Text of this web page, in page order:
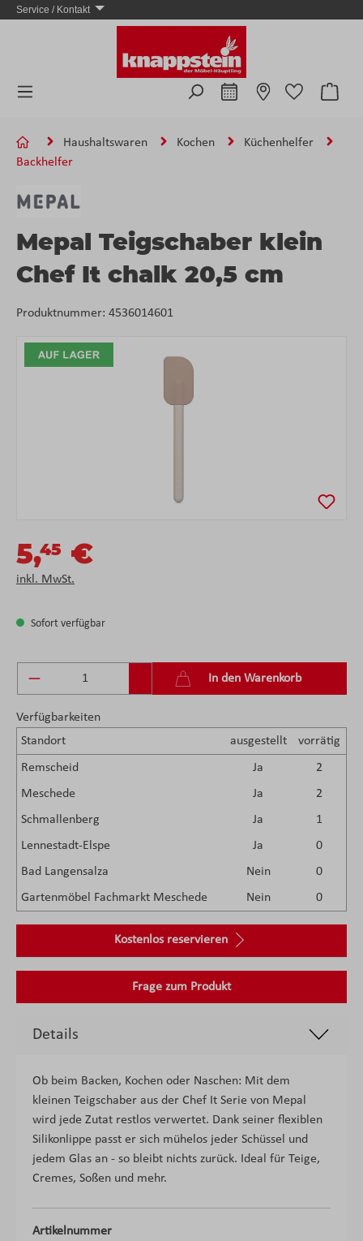
Zum Hauptinhalt springen
Service / Kontakt
Haushaltswaren Kochen
Küchenhelfer
Backhelfer
Bildergalerie überspringen
Mepal Teigschaber klein
Chef It chalk 20,5 cm
Produktnummer: 4536014601
5,45 €
inkl. MwSt.
Sofort verfügbar
Produkt Anzahl: Gib den gewünschten Wert
In den Warenkorb
Verfügbarkeiten
Standort
ausgestellt vorrätig
Remscheid Ja
2
Meschede
Ja
2
Schmallenberg
Ja
1
Lennestadt-Elspe
Ja
0
Bad Langensalza
Nein
0
Gartenmöbel Fachmarkt Meschede
Nein 0
Kostenlos reservieren
Frage zum Produkt
Details
Ob beim Backen, Kochen oder Naschen: Mit dem
kleinen Teigschaber aus der Chef It Serie von Mepal
wird jede Zutat restlos verwertet. Dank seiner flexiblen
Silikonlippe passt er sich mühelos jeder Schüssel und
jedem Glas an - so bleibt nichts zurück. Ideal für Teige,
Cremes, Soßen und mehr.
Artikelnummer